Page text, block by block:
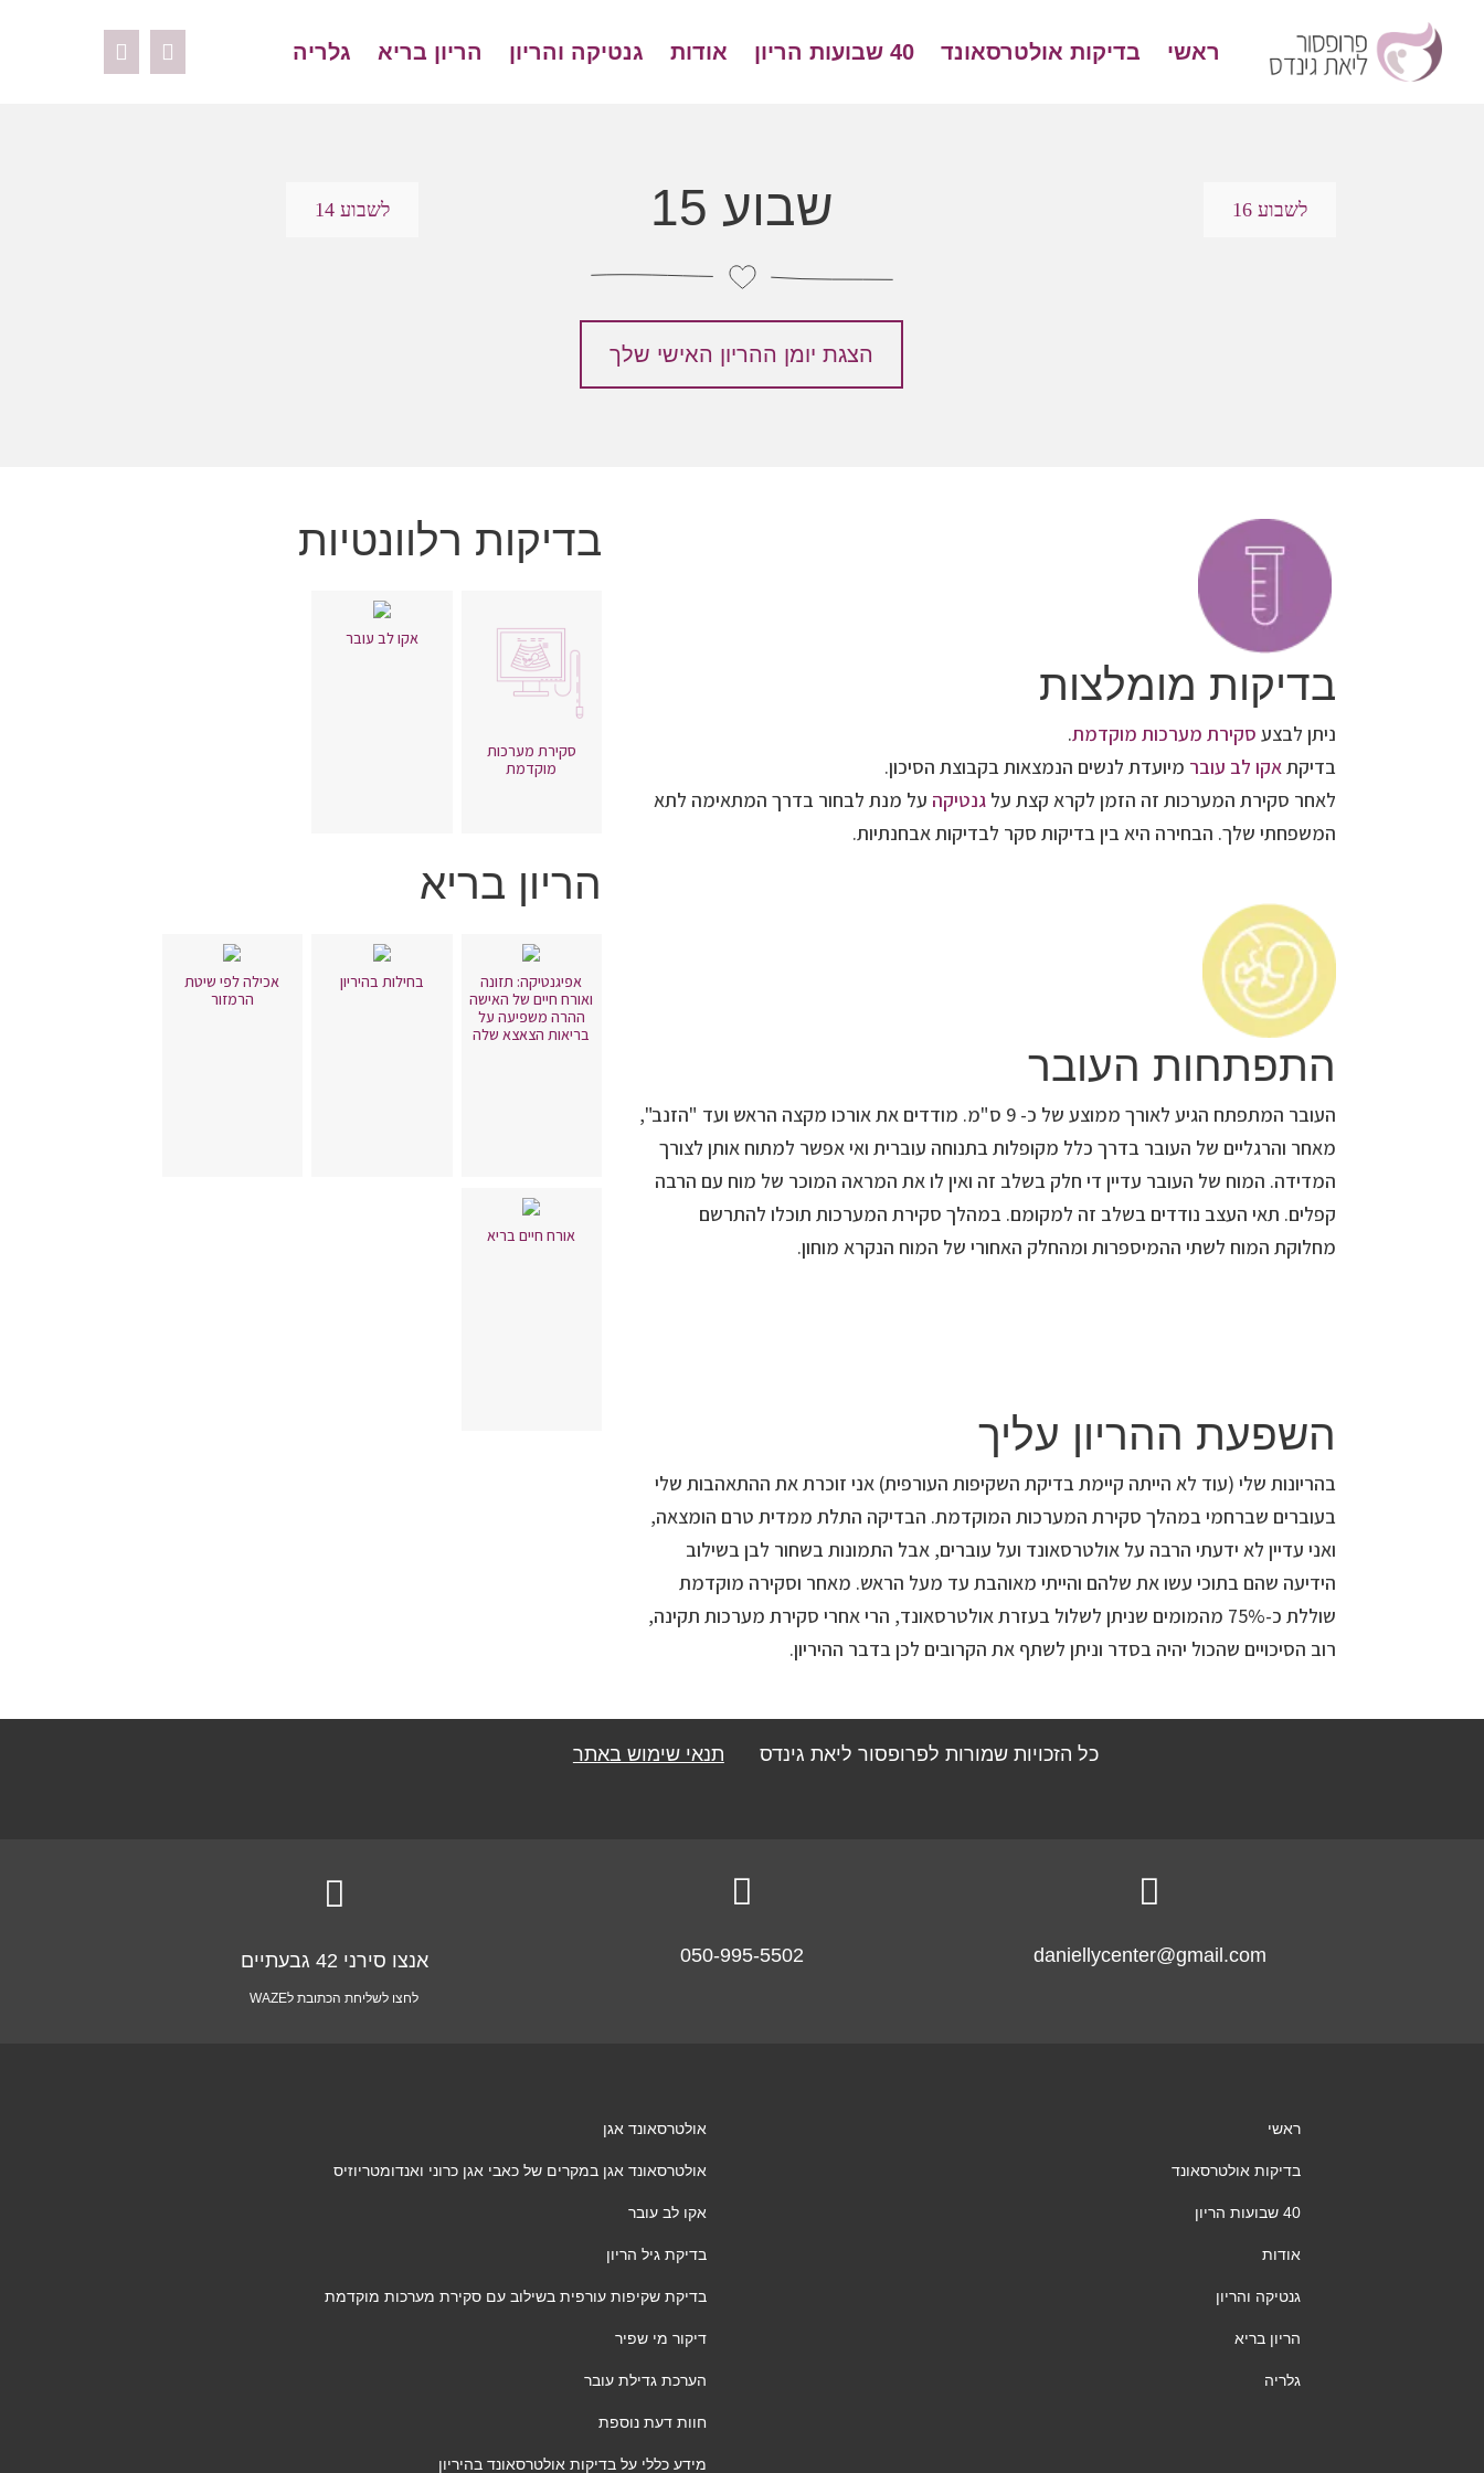
ראשי בדיקות אולטרסאונד 40 שבועות הריון אודות גנטיקה והריון הריון בריא גלריה
לשבוע 14 שבוע 15
הצגת יומן ההריון האישי שלך
לשבוע 16
בדיקות רלוונטיות
סקירת מערכות
מוקדמת
אקו לב עובר
הריון בריא
אפיגנטיקה: תזונה
ואורח חיים של האישה
ההרה משפיעה על
בריאות הצאצא שלה
בחילות בהיריון
אכילה לפי שיטת
הרמזור
אורח חיים בריא
בדיקות מומלצות
ניתן לבצע סקירת מערכות מוקדמת.
בדיקתאקו לב עובר מיועדת לנשים הנמצאות בקבוצת הסיכון.
לאחר סקירת המערכות זה הזמן לקרא קצת עלגנטיקה על מנת לבחור בדרך המתאימה לתא
המשפחתי שלך. הבחירה היא בין בדיקות סקר לבדיקות אבחנתיות.
התפתחות העובר
העובר המתפתח הגיע לאורך ממוצע של כ- 9 ס"מ. מודדים את אורכו מקצה הראש ועד "הזנב",
מאחר והרגליים של העובר בדרך כלל מקופלות בתנוחה עוברית ואי אפשר למתוח אותן לצורך
המדידה. המוח של העובר עדיין די חלק בשלב זה ואין לו את המראה המוכר של מוח עם הרבה
קפלים. תאי העצב נודדים בשלב זה למקומם. במהלך סקירת המערכות תוכלו להתרשם
מחלוקת המוח לשתי ההמיספרות ומהחלק האחורי של המוח הנקרא מוחון.
השפעת ההריון עליך
בהריונות שלי (עוד לא הייתה קיימת בדיקת השקיפות העורפית) אני זוכרת את ההתאהבות שלי
בעוברים שברחמי במהלך סקירת המערכות המוקדמת. הבדיקה התלת ממדית טרם הומצאה,
ואני עדיין לא ידעתי הרבה על אולטרסאונד ועל עוברים, אבל התמונות בשחור לבן בשילוב
הידיעה שהם בתוכי עשו את שלהם והייתי מאוהבת עד מעל הראש. מאחר וסקירה מוקדמת
שוללת כ-75% מהמומים שניתן לשלול בעזרת אולטרסאונד, הרי אחרי סקירת מערכות תקינה,
רוב הסיכויים שהכול יהיה בסדר וניתן לשתף את הקרובים לכן בדבר ההיריון.
תנאי שימוש באתר כל הזכויות שמורות לפרופסור ליאת גינדס

אנצו סירני 42 גבעתיים
לחצו לשליחת הכתובת לWAZE

050-995-5502

daniellycenter@gmail.com
אולטרסאונד אגן
אולטרסאונד אגן במקרים של כאבי אגן כרוני ואנדומטריוזיס
אקו לב עובר
בדיקת גיל הריון
בדיקת שקיפות עורפית בשילוב עם סקירת מערכות מוקדמת
דיקור מי שפיר
הערכת גדילת עובר
חוות דעת נוספת
מידע כללי על בדיקות אולטרסאונד בהיריון
ראשי
בדיקות אולטרסאונד
40 שבועות הריון
אודות
גנטיקה והריון
הריון בריא
גלריה